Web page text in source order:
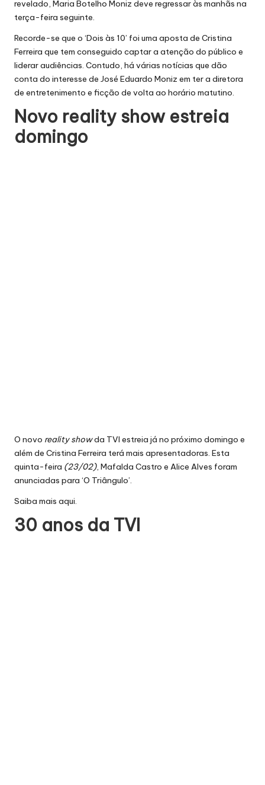
revelado, Maria Botelho Moniz deve regressar às manhãs na
terça-feira seguinte.
Recorde-se que o ‘Dois às 10’ foi uma aposta de Cristina
Ferreira que tem conseguido captar a atenção do público e
liderar audiências. Contudo, há várias notícias que dão
conta do interesse de José Eduardo Moniz em ter a diretora
de entretenimento e ficção de volta ao horário matutino.
Novo reality show estreia
domingo
O novo reality showda TVI estreia já no próximo domingo e
além de Cristina Ferreira terá mais apresentadoras. Esta
quinta-feira (23/02), Mafalda Castro e Alice Alves foram
anunciadas para ‘O Triângulo’.
Saiba mais aqui.
30 anos da TVI